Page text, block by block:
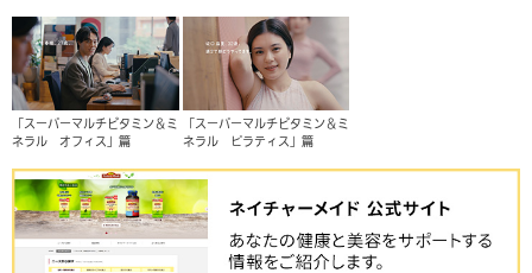
「スーパーマルチビタミン＆ミ
ネラル オフィス」篇
「スーパーマルチビタミン＆ミ
ネラル ピラティス」篇